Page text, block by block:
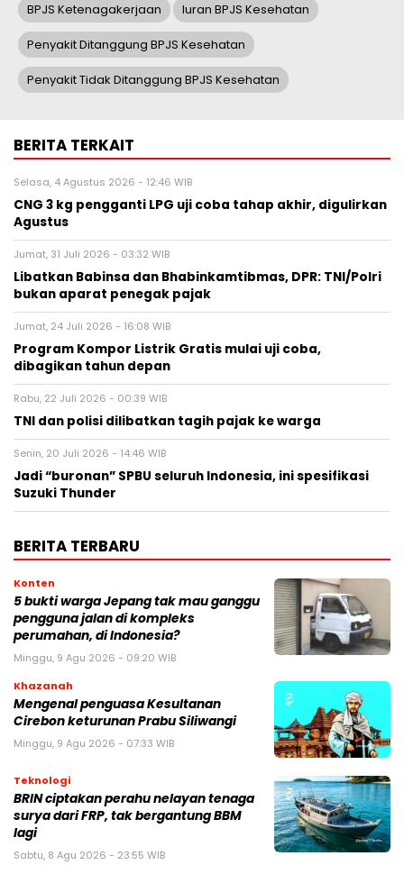
BPJS Ketenagakerjaan Iuran BPJS Kesehatan
Penyakit Ditanggung BPJS Kesehatan
Penyakit Tidak Ditanggung BPJS Kesehatan
BERITA TERKAIT
Selasa, 4 Agustus 2026 - 12:46 WIB
CNG 3 kg pengganti LPG uji coba tahap akhir, digulirkan
Agustus
Jumat, 31 Juli 2026 - 03:32 WIB
Libatkan Babinsa dan Bhabinkamtibmas, DPR: TNI/Polri
bukan aparat penegak pajak
Jumat, 24 Juli 2026 - 16:08 WIB
Program Kompor Listrik Gratis mulai uji coba,
dibagikan tahun depan
Rabu, 22 Juli 2026 - 00:39 WIB
TNI dan polisi dilibatkan tagih pajak ke warga
Senin, 20 Juli 2026 - 14:46 WIB
Jadi “buronan” SPBU seluruh Indonesia, ini spesifikasi
Suzuki Thunder
BERITA TERBARU
Konten
5 bukti warga Jepang tak mau ganggu
pengguna jalan di kompleks
perumahan, di Indonesia?
Minggu, 9 Agu 2026 - 09:20 WIB
Khazanah
Mengenal penguasa Kesultanan
Cirebon keturunan Prabu Siliwangi
Minggu, 9 Agu 2026 - 07:33 WIB
Teknologi
BRIN ciptakan perahu nelayan tenaga
surya dari FRP, tak bergantung BBM
lagi
Sabtu, 8 Agu 2026 - 23:55 WIB